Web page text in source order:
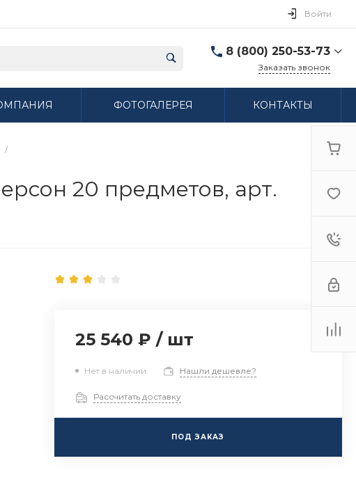
Войти
8 (800) 250-53-73
г. Нижний Новгород,
Заказать звонок
ФОТОГАЛЕРЕЯ КОНТАКТЫ
/
20 предметов, арт.
25 540 ₽ / шт
Нет в наличии Нашли дешевле?
Рассчитать доставку
ПОД ЗАКАЗ